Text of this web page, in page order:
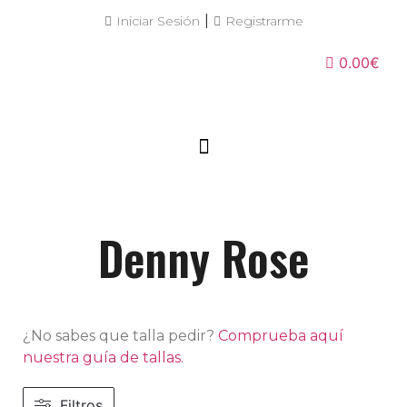
Iniciar Sesión Registrarme
0.00€
Denny Rose
¿No sabes que talla pedir? Comprueba aquí
nuestra guía de tallas.